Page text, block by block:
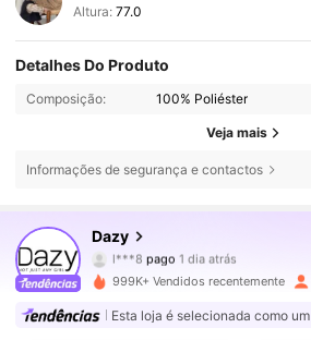
Altura: 77.0
Detalhes Do Produto
Composição: 100% Poliéster
Veja mais
Informações de segurança e contactos
Dazy
m***hseguiu3 horas atrás
999K+ Vendidos recentemente
Esta loja é selecionada como um